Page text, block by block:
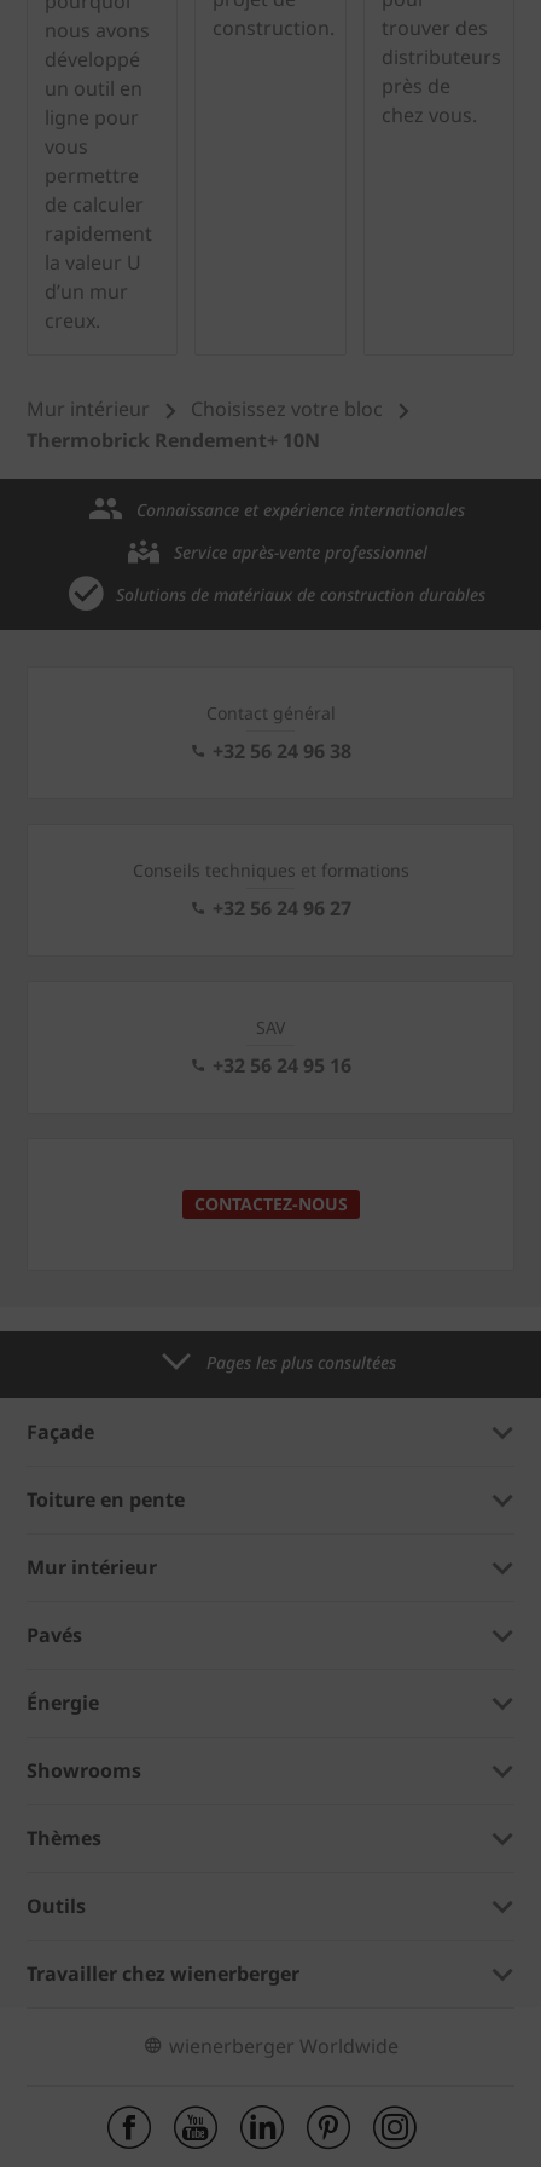
nous avons
développé
un outil en
ligne pour
vous
permettre
de calculer
rapidement
la valeur U
d’un mur
creux.
construction.
trouver des
distributeurs
près de
chez vous.
Mur intérieur
Choisissez votre bloc
Thermobrick Rendement+ 10N
Connaissance et expérience internationales
Service après-vente professionnel
Solutions de matériaux de construction durables
Contact général
+32 56 24 96 38
Conseils techniques et formations
+32 56 24 96 27
SAV
+32 56 24 95 16
CONTACTEZ-NOUS
Pages les plus consultées
Façade
Toiture en pente
Mur intérieur
Pavés
Énergie
Showrooms
Thèmes
Outils
Travailler chez wienerberger
wienerberger Worldwide